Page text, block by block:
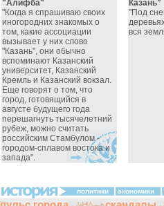
"Алифба"
"Когда я спрашиваю своих
иногородних знакомых о
том, какие ассоциации
вызывает у них слово
"Казань", они обычно
вспоминают Казанский
университет, Казанский
Кремль и Казанский вокзал.
Еще говорят о том, что
город, готовящийся в
августе будущего года
перешагнуть тысячелетний
рубеж, можно считать
российским Стамбулом -
городом-сплавом востока и
запада".
Казань"
"Под
вся
политики экономики